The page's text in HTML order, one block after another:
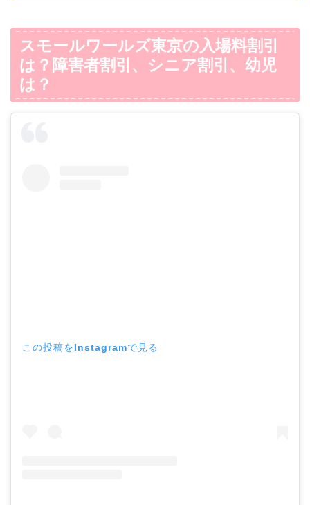
スモールワールズ東京の入場料割引
は？障害者割引、シニア割引、幼児
は？
この投稿をInstagramで見る